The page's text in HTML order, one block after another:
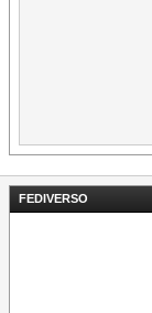
FEDIVERSO